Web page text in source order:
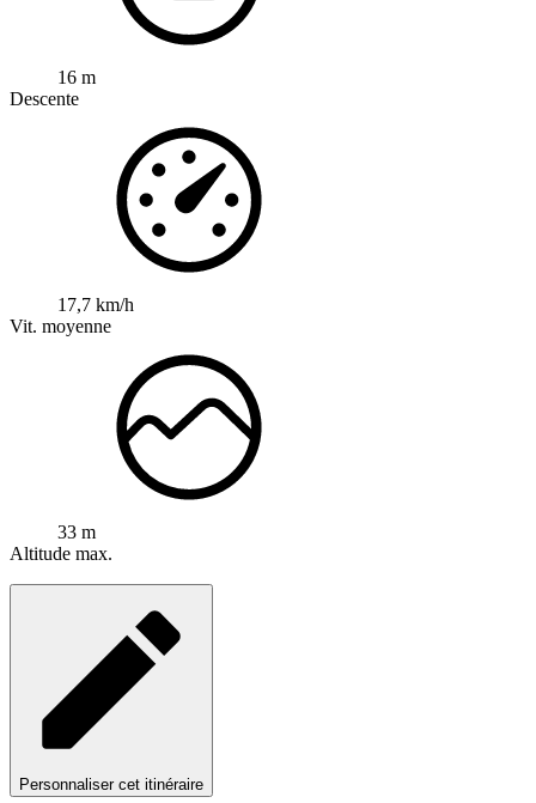
16 m
Descente
17,7 km/h
Vit. moyenne
33 m
Altitude max.
Personnaliser cet itinéraire